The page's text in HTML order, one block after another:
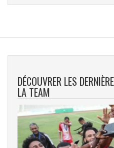
DÉCOUVRER LES
LA TEAM